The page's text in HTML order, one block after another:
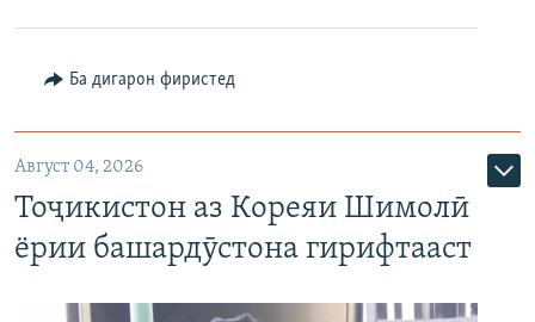
Ба дигарон фиристед
Август 04, 2026
Тоҷикистон аз Кореяи Шимолӣ
ёрии башардӯстона гирифтааст